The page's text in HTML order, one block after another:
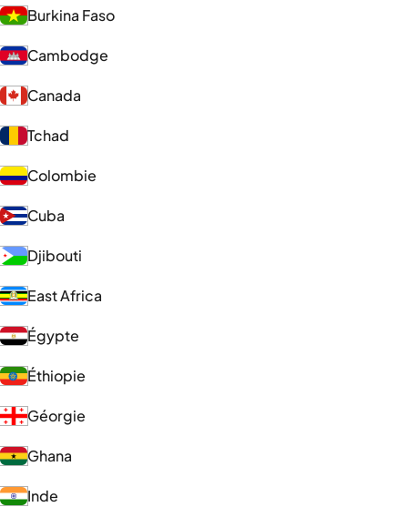
Burkina Faso
Cambodge
Canada
Tchad
Colombie
Cuba
Djibouti
East Africa
Égypte
Éthiopie
Géorgie
Ghana
Inde